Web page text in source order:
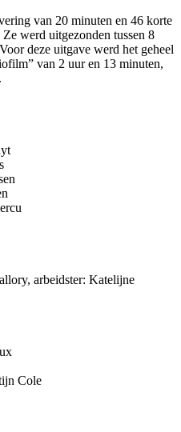
van 20 minuten en 46 korte
werd uitgezonden tussen 8
deze uitgave werd het geheel
van 2 uur en 13 minuten,
arbeidster: Katelijne
Cole